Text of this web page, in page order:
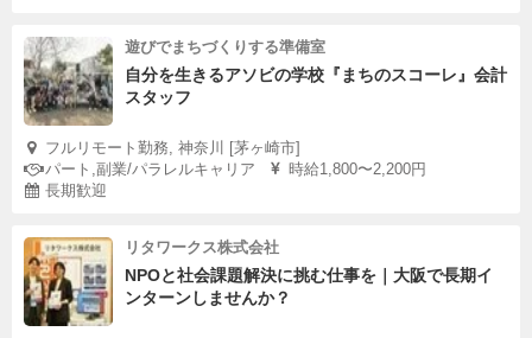
遊びでまちづくりする準備室
自分を生きるアソビの学校『まちのスコーレ』会計
スタッフ
フルリモート勤務, 神奈川 [茅ヶ崎市]
パート,副業/パラレルキャリア
時給1,800〜2,200円
長期歓迎
リタワークス株式会社
NPOと社会課題解決に挑む仕事を｜大阪で長期イ
ンターンしませんか？